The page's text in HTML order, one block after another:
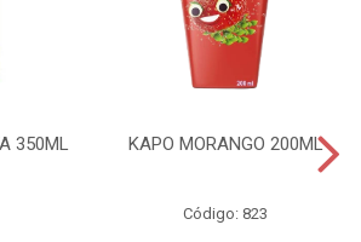
350ML KAPO MORANGO 200ML
Código: 823